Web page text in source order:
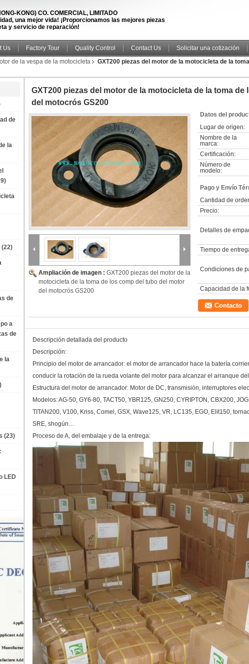
KONG) CO. COMERCIAL, LIMITADO
una mejor vida! ¡Proporcionamos las mejores piezas
y servicio de reparación!
Us Factory Tour Quality Control Contact Us
Solicitar una cotización
de la vespa de la motocicleta
GXT200 piezas del motor de la motocicleta de la
de
la
(22)
de
a
de
la
(23)
LED
GXT200 piezas del motor de la motocicleta de la toma
del motocrós GS200
Ampliación de imagen : GXT200 piezas del motor de la
motocicleta de la toma de los comp del tubo del motor
del motocrós GS200
Datos del
Lugar de origen:
Nombre de la
marca:
Certificación:
Número de
modelo:
Pago y Envío
Cantidad de
Precio:
Detalles de
Tiempo de
Condiciones de
Capacidad de la
Contacto
Descripción detallada del producto
Descripción:
Principio del motor de arrancador: el motor de arrancador hace la batería
conducir la rotación de la rueda volante del motor para alcanzar el arranque
Estructura del motor de arrancador: Motor de DC, transmisión, interruptores
Modelos: AG-50, GY6-80, TACT50, YBR125, GN250, CYRIPTON, CBX200,
TITAN200, V100, Kriss, Comel, GSX, Wave125, VR, LC135, EGO, Elit150,
SRE, shogún…
Proceso de A, del embalaje y de la entrega: